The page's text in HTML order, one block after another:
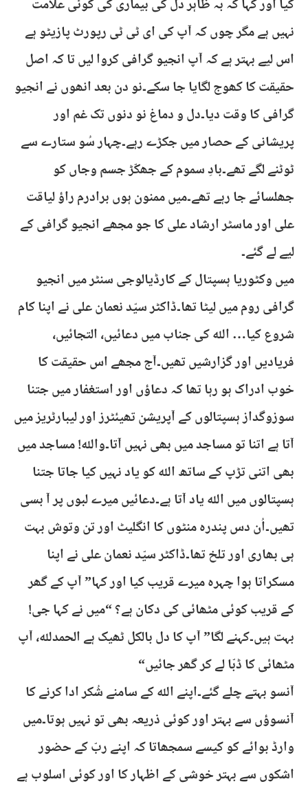
کیا اور کہا کہ بہ ظاہر دل کی بیماری کی کوئی علامت
نہیں ہے مگر چوں کہ آپ کی ای ٹی ٹی رپورٹ پازیٹو ہے
اس لیے بہتر ہے کہ آپ انجیو گرافی کروا لیں تا کہ اصل
حقیقت کا کھوج لگایا جا سکے۔نو دن بعد انھوں نے انجیو
گرافی کا وقت دیا۔دل و دماغ نو دنوں تک غم اور
پریشانی کے حصار میں جکڑے رہے۔چہار سُو ستارے سے
ٹوٹنے لگے تھے۔بادِ سموم کے جھکّڑ جسم وجاں کو
جھلسائے جا رہے تھے۔میں ممنون ہوں برادرم راؤ لیاقت
علی اور ماسٹر ارشاد علی کا جو مجھے انجیو گرافی کے
لیے لے گئے۔
میں وکٹوریا ہسپتال کے کارڈیالوجی سنٹر میں انجیو
گرافی روم میں لیٹا تھا۔ڈاکٹر سیّد نعمان علی نے اپنا کام
شروع کیا… اللہ کی جناب میں دعائیں، التجائیں،
فریادیں اور گزارشیں تھیں۔آج مجھے اس حقیقت کا
خوب ادراک ہو رہا تھا کہ دعاؤں اور استغفار میں جتنا
سوزوگداز ہسپتالوں کے آپریشن تھیئٹرز اور لیبارٹریز میں
آتا ہے اتنا تو مساجد میں بھی نہیں آتا۔واللہ! مساجد میں
بھی اتنی تڑپ کے ساتھ اللہ کو یاد نہیں کیا جاتا جتنا
ہسپتالوں میں اللہ یاد آتا ہے۔دعائیں میرے لبوں پر آ بسی
تھیں۔اُن دس پندرہ منٹوں کا انگلیٹ اور تن وتوش بہت
ہی بھاری اور تلخ تھا۔ڈاکٹر سیّد نعمان علی نے اپنا
مسکراتا ہوا چہرہ میرے قریب کیا اور کہا” آپ کے گھر
کے قریب کوئی مٹھائی کی دکان ہے؟ “میں نے کہا جی!
بہت ہیں۔کہنے لگا” آپ کا دل بالکل ٹھیک ہے الحمدللہ، آپ
مٹھائی کا ڈبّا لے کر گھر جائیں“
آنسو بہتے چلے گئے۔اپنے اللہ کے سامنے شُکر ادا کرنے کا
آنسوؤں سے بہتر اور کوئی ذریعہ بھی تو نہیں ہوتا۔میں
وارڈ بوائے کو کیسے سمجھاتا کہ اپنے ربّ کے حضور
اشکوں سے بہتر خوشی کے اظہار کا اور کوئی اسلوب ہے